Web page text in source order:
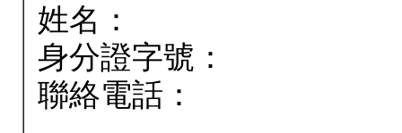
姓名：
身分證字號：
聯絡電話：